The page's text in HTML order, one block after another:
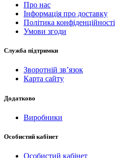
Про нас
Інформація про доставку
Політика конфіденційності
Умови згоди
Служба підтримки
Зворотній зв’язок
Карта сайту
Додатково
Виробники
Особистий кабінет
Особистий кабінет